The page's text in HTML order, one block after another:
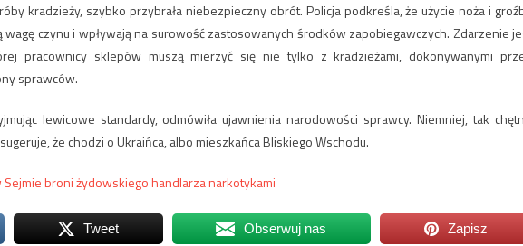
kradzieży, szybko przybrała niebezpieczny obrót. Policja podkreśla, że użycie noża i
czynu i wpływają na surowość zastosowanych środków zapobiegawczych. Zdarzenie
pracownicy sklepów muszą mierzyć się nie tylko z kradzieżami, dokonywanymi
sprawców.
lewicowe standardy, odmówiła ujawnienia narodowości sprawcy. Niemniej, tak
że chodzi o Ukraińca, albo mieszkańca Bliskiego Wschodu.
Sejmie broni żydowskiego handlarza narkotykami
Tweet Obserwuj nas Zapisz